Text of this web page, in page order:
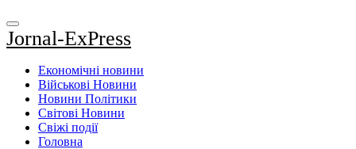
Jornal-ExPress
Економічні новини
Військові Новини
Новини Політики
Світові Новини
Свіжі події
Головна